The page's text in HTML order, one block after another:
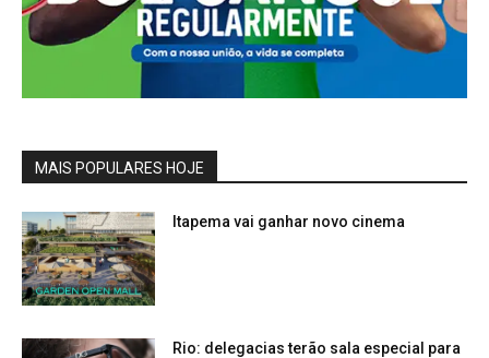
MAIS POPULARES HOJE
Itapema vai ganhar novo cinema
Rio: delegacias terão sala especial para